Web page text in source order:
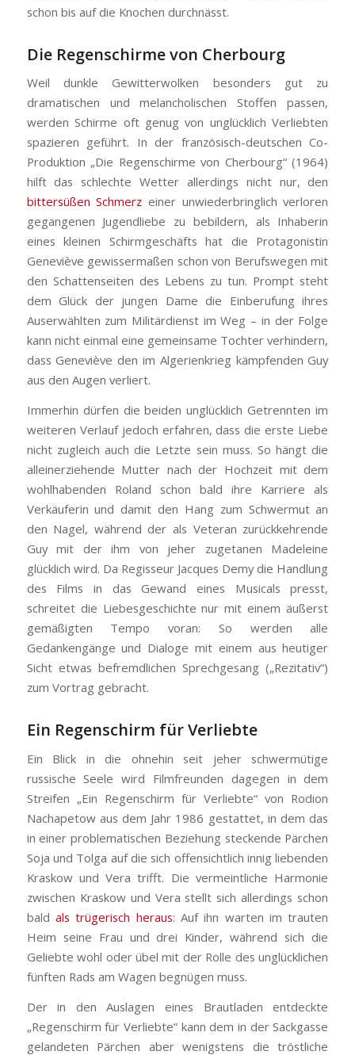
schon bis auf die Knochen durchnässt.
Die Regenschirme von Cherbourg
Weil dunkle Gewitterwolken besonders gut zu
dramatischen und melancholischen Stoffen passen,
werden Schirme oft genug von unglücklich Verliebten
spazieren geführt. In der französisch-deutschen Co-
Produktion „Die Regenschirme von Cherbourg“ (1964)
hilft das schlechte Wetter allerdings nicht nur, den
bittersüßen Schmerz einer unwiederbringlich verloren
gegangenen Jugendliebe zu bebildern, als Inhaberin
eines kleinen Schirmgeschäfts hat die Protagonistin
Geneviève gewissermaßen schon von Berufswegen mit
den Schattenseiten des Lebens zu tun. Prompt steht
dem Glück der jungen Dame die Einberufung ihres
Auserwählten zum Militärdienst im Weg – in der Folge
kann nicht einmal eine gemeinsame Tochter verhindern,
dass Geneviève den im Algerienkrieg kämpfenden Guy
aus den Augen verliert.
Immerhin dürfen die beiden unglücklich Getrennten im
weiteren Verlauf jedoch erfahren, dass die erste Liebe
nicht zugleich auch die Letzte sein muss. So hängt die
alleinerziehende Mutter nach der Hochzeit mit dem
wohlhabenden Roland schon bald ihre Karriere als
Verkäuferin und damit den Hang zum Schwermut an
den Nagel, während der als Veteran zurückkehrende
Guy mit der ihm von jeher zugetanen Madeleine
glücklich wird. Da Regisseur Jacques Demy die Handlung
des Films in das Gewand eines Musicals presst,
schreitet die Liebesgeschichte nur mit einem äußerst
gemäßigten Tempo voran: So werden alle
Gedankengänge und Dialoge mit einem aus heutiger
Sicht etwas befremdlichen Sprechgesang („Rezitativ“)
zum Vortrag gebracht.
Ein Regenschirm für Verliebte
Ein Blick in die ohnehin seit jeher schwermütige
russische Seele wird Filmfreunden dagegen in dem
Streifen „Ein Regenschirm für Verliebte“ von Rodion
Nachapetow aus dem Jahr 1986 gestattet, in dem das
in einer problematischen Beziehung steckende Pärchen
Soja und Tolga auf die sich offensichtlich innig liebenden
Kraskow und Vera trifft. Die vermeintliche Harmonie
zwischen Kraskow und Vera stellt sich allerdings schon
bald als trügerisch heraus: Auf ihn warten im trauten
Heim seine Frau und drei Kinder, während sich die
Geliebte wohl oder übel mit der Rolle des unglücklichen
fünften Rads am Wagen begnügen muss.
Der in den Auslagen eines Brautladen entdeckte
„Regenschirm für Verliebte“ kann dem in der Sackgasse
gelandeten Pärchen aber wenigstens die tröstliche